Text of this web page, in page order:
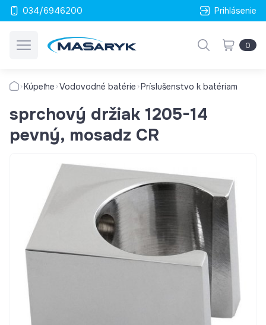
034/6946200 Prihlásenie
0
Kúpeľne Vodovodné batérie Príslušenstvo k batériam
sprchový držiak 1205-14
pevný, mosadz CR